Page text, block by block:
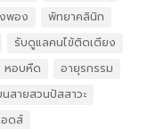
พอง
พัทยาคลินิก
รับดูแลคนไข้ติดเตียง
หอบหืด
อายุรกรรม
นสายสวนปัสสาวะ
อดส์